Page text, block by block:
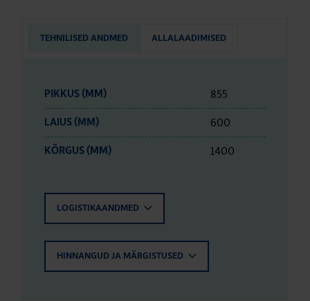
TEHNILISED ANDMED ALLALAADIMISED
PIKKUS (MM) 855
LAIUS (MM) 600
KÕRGUS (MM) 1400
LOGISTIKAANDMED
HINNANGUD JA MÄRGISTUSED